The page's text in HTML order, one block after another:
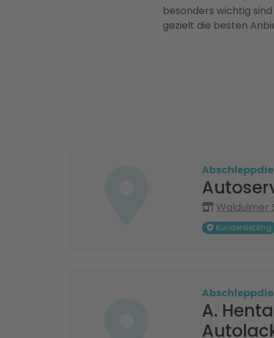
besonders wichtig
gezielt die besten
Waldulmer
Kundenliebling
A.